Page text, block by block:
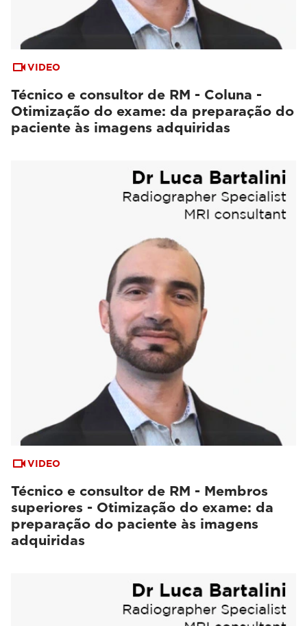
VIDEO
Técnico e consultor de RM - Coluna -
Otimização do exame: da preparação do
paciente às imagens adquiridas
VIDEO
Técnico e consultor de RM - Membros
superiores - Otimização do exame: da
preparação do paciente às imagens
adquiridas